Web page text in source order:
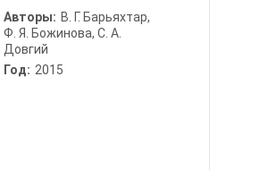
Авторы: В. Г. Барьяхтар,
Ф. Я. Божинова, С. А.
Довгий
Год: 2015